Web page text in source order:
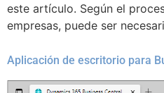
este artículo. Según el
empresas, puede ser
Aplicación de escritorio para